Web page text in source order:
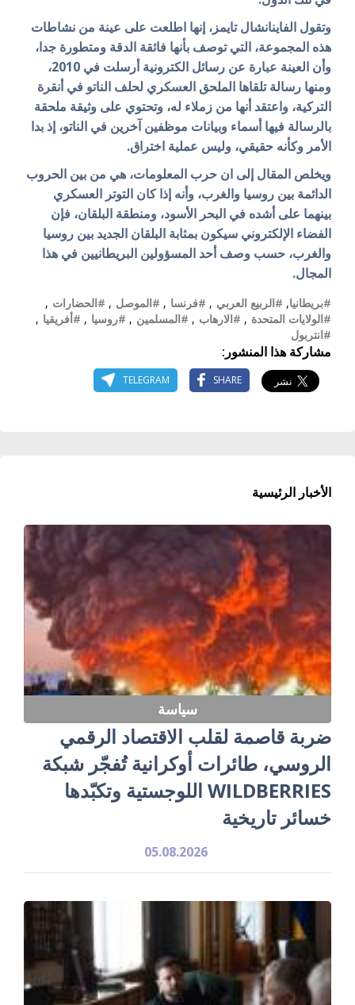
وتقول الفاينانشال تايمز، إنها اطلعت على عينة من نشاطات
هذه المجموعة، التي توصف بأنها فائقة الدقة ومتطورة جدا،
وأن العينة عبارة عن رسائل الكترونية أرسلت في 2010،
ومنها رسالة تلقاها الملحق العسكري لحلف الناتو في أنقرة
التركية، واعتقد أنها من زملاء له، وتحتوي على وثيقة ملحقة
بالرسالة فيها أسماء وبيانات موظفين آخرين في الناتو، إذ بدا
الأمر وكأنه حقيقي، وليس عملية اختراق.
ويخلص المقال إلى ان حرب المعلومات، هي من بين الحروب
الدائمة بين روسيا والغرب، وأنه إذا كان التوتر العسكري
بينهما على أشده في البحر الأسود، ومنطقة البلقان، فإن
الفضاء الإلكتروني سيكون بمثابة البلقان الجديد بين روسيا
والغرب، حسب وصف أحد المسؤولين البريطانيين في هذا
المجال.
#بريطانيا, #الربيع العربي , #فرنسا , #الموصل , #الحضارات ,
#الولايات المتحدة , #الارهاب , #المسلمين , #روسيا , #أفريقيا ,
#انتربول
مشاركة هذا المنشور:
SHARE
TELEGRAM
الأخبار الرئيسية
سياسة
ضربة قاصمة لقلب الاقتصاد الرقمي
الروسي، طائرات أوكرانية تُفجّر شبكة
WILDBERRIES اللوجستية وتكبّدها
خسائر تاريخية
05.08.2026